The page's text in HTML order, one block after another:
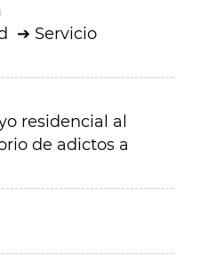
Servicio
residencial al
de adictos a